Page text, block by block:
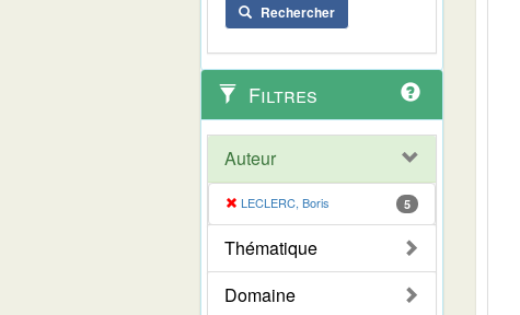
Rechercher
Filtres
Auteur
LECLERC, Boris 5
Thématique
Domaine